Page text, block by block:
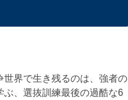
界で生き残るのは、強者の
、選抜訓練最後の過酷な6